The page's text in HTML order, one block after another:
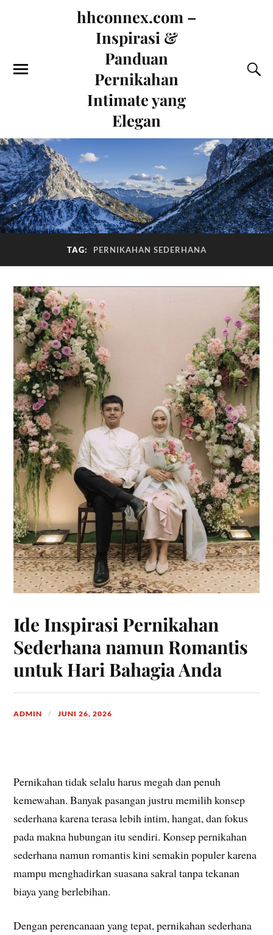
hhconnex.com –
Inspirasi &
Panduan
Pernikahan
Intimate yang
Elegan
TAG: PERNIKAHAN SEDERHANA
Ide Inspirasi Pernikahan
Sederhana namun Romantis
untuk Hari Bahagia Anda
ADMIN JUNI 26, 2026
Pernikahan tidak selalu harus megah dan penuh
kemewahan. Banyak pasangan justru memilih konsep
sederhana karena terasa lebih intim, hangat, dan fokus
pada makna hubungan itu sendiri. Konsep pernikahan
sederhana namun romantis kini semakin populer karena
mampu menghadirkan suasana sakral tanpa tekanan
biaya yang berlebihan.
Dengan perencanaan yang tepat, pernikahan sederhana